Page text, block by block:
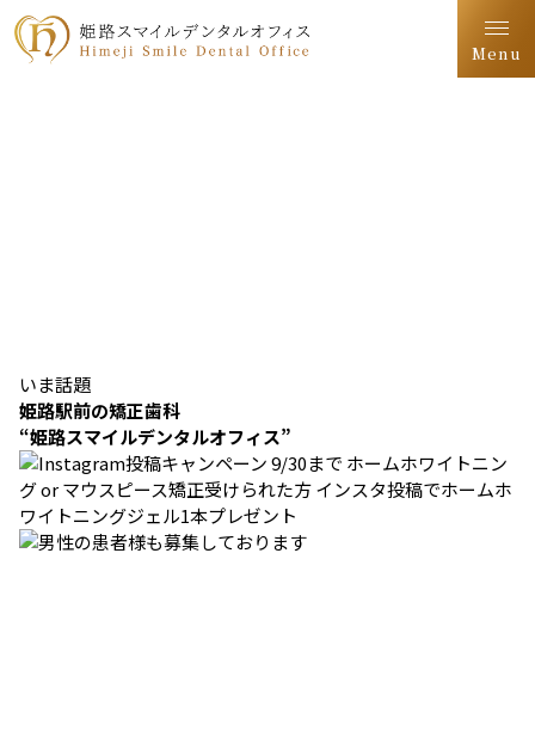
Menu
いま話題
姫路駅前の矯正歯科
“姫路スマイルデンタルオフィス”